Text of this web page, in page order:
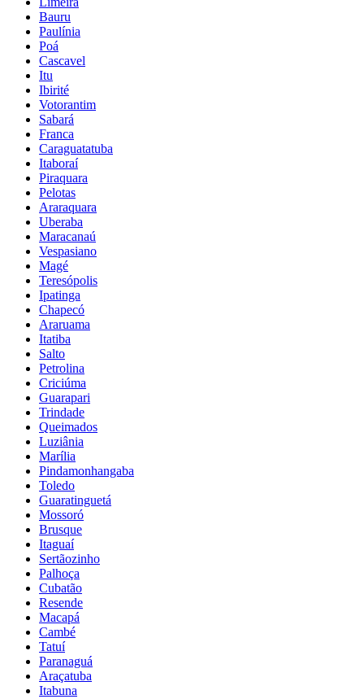
Bauru
Paulínia
Poá
Cascavel
Itu
Ibirité
Votorantim
Sabará
Franca
Caraguatatuba
Itaboraí
Piraquara
Pelotas
Araraquara
Uberaba
Maracanaú
Vespasiano
Magé
Teresópolis
Ipatinga
Chapecó
Araruama
Itatiba
Salto
Petrolina
Criciúma
Guarapari
Trindade
Queimados
Luziânia
Marília
Pindamonhangaba
Toledo
Guaratinguetá
Mossoró
Brusque
Itaguaí
Sertãozinho
Palhoça
Cubatão
Resende
Macapá
Cambé
Tatuí
Paranaguá
Araçatuba
Itabuna